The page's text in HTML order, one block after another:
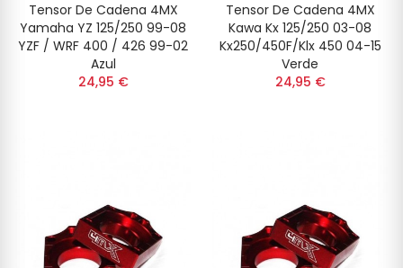
Tensor De Cadena 4MX
Yamaha YZ 125/250 99-08
YZF / WRF 400 / 426 99-02
Azul
24,95 €
Tensor De Cadena 4MX
Kawa Kx 125/250 03-08
Kx250/450F/Klx 450 04-15
Verde
24,95 €